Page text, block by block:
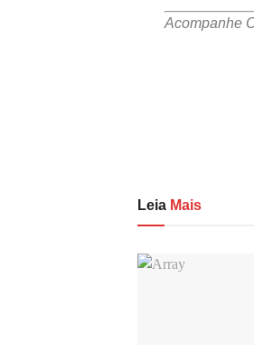
Acompanhe
Leia Mais